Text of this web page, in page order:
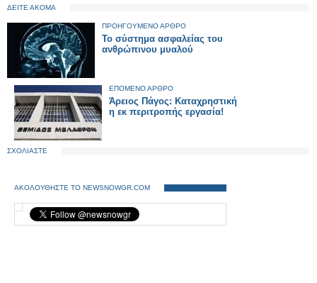
ΔΕΙΤΕ ΑΚΟΜΑ
ΠΡΟΗΓΟΥΜΕΝΟ ΑΡΘΡΟ
Το σύστημα ασφαλείας του
ανθρώπινου μυαλού
ΕΠΟΜΕΝΟ ΑΡΘΡΟ
Άρειος Πάγος: Καταχρηστική
η εκ περιτροπής εργασία!
ΣΧΟΛΙΑΣΤΕ
ΑΚΟΛΟΥΘΗΣΤΕ ΤΟ NEWSNOWGR.COM